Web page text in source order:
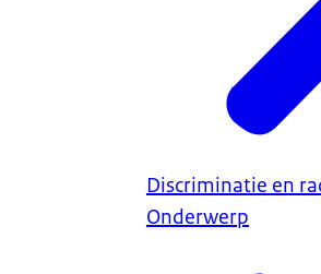
Discriminatie en
Onderwerp